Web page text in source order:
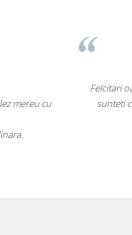
mereu cu
Felcitari
sunteti